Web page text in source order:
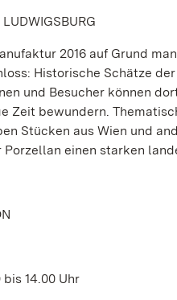
2016 auf Grund
Historische Schätze
und Besucher können
Zeit bewundern.
Stücken aus Wien und
einen starken
bis 14.00 Uhr